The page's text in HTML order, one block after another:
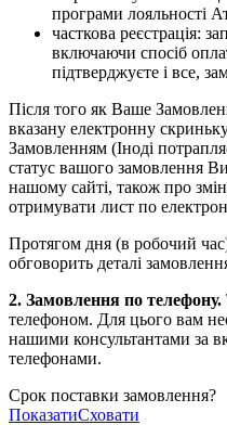
програми лояльності
часткова реєстрація:
включаючи спосіб
підтверджуєте і все,
Після того як Ваше
вказану електронну
Замовленням (Іноді
статус вашого замовлення
нашому сайті, також про
отримувати лист по
Протягом дня (в робочий
обговорить деталі
2. Замовлення по телефону.
телефоном. Для цього вам
нашими консультантами за
телефонами.
Срок поставки замовлення?
ПоказатиСховати